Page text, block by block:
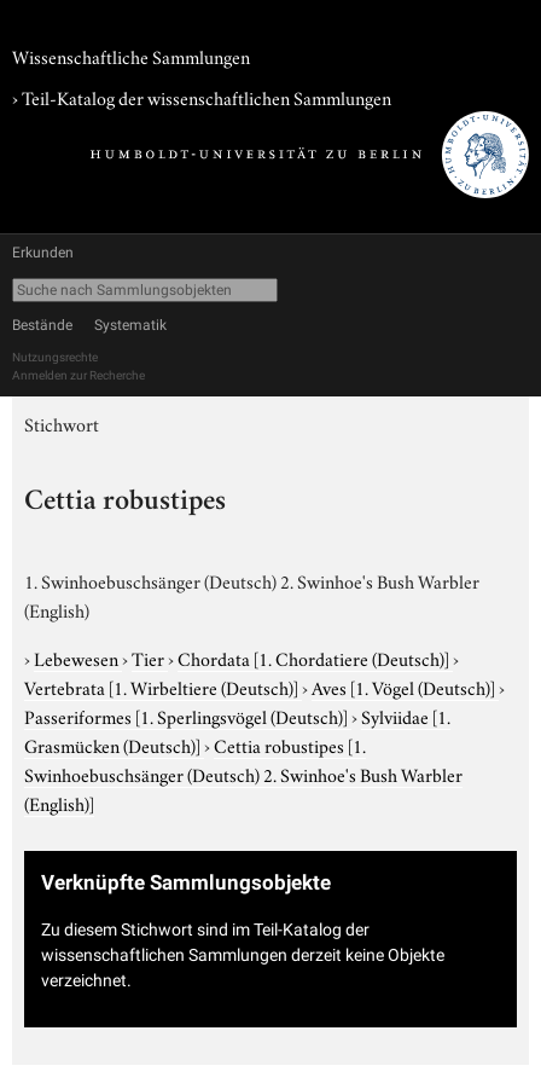
Wissenschaftliche Sammlungen
› Teil-Katalog der wissenschaftlichen Sammlungen
Erkunden
Bestände Systematik
Nutzungsrechte
Anmelden zur Recherche
Stichwort
Cettia robustipes
1. Swinhoebuschsänger (Deutsch) 2. Swinhoe's Bush Warbler
(English)
›Lebewesen›Tier›Chordata [1. Chordatiere (Deutsch)]›
Vertebrata [1. Wirbeltiere (Deutsch)]›Aves [1. Vögel (Deutsch)]›
Passeriformes [1. Sperlingsvögel (Deutsch)]›Sylviidae [1.
Grasmücken (Deutsch)]›Cettia robustipes [1.
Swinhoebuschsänger (Deutsch) 2. Swinhoe's Bush Warbler
(English)]
Verknüpfte Sammlungsobjekte
Zu diesem Stichwort sind im Teil-Katalog der
wissenschaftlichen Sammlungen derzeit keine Objekte
verzeichnet.